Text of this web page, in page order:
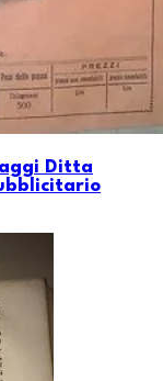
Ditta